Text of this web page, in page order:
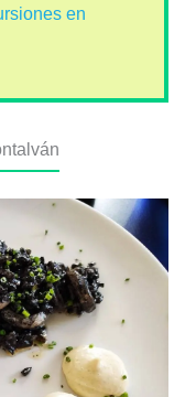
en